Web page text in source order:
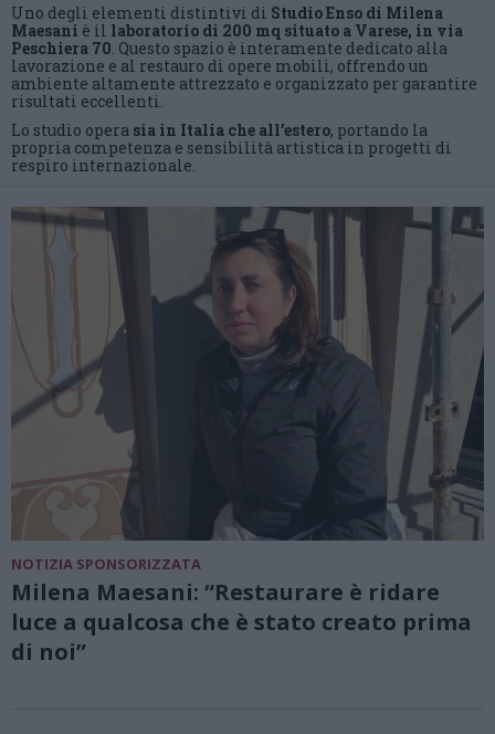
Uno degli elementi distintivi di Studio Enso di Milena
Maesani è il laboratorio di 200 mq situato a Varese, in via
Peschiera 70 . Questo spazio è interamente dedicato alla
lavorazione e al restauro di opere mobili, offrendo un
ambiente altamente attrezzato e organizzato per garantire
risultati eccellenti.
Lo studio opera sia in Italia che all’estero, portando la
propria competenza e sensibilità artistica in progetti di
respiro internazionale.
NOTIZIA SPONSORIZZATA
Milena Maesani: “Restaurare è ridare
luce a qualcosa che è stato creato prima
di noi”